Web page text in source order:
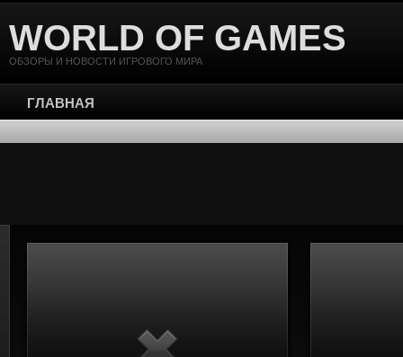
WORLD OF GAMES
ОБЗОРЫ И НОВОСТИ ИГРОВОГО МИРА
ГЛАВНАЯ